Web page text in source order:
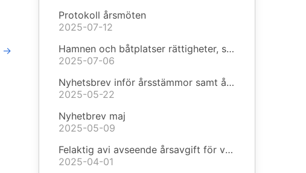
→
Protokoll årsmöten
2025-07-12
Hamnen och båtplatser rättigheter, skyldigheter samt aktuella kontaktuppgifter
2025-07-06
Nyhetsbrev inför årsstämmor samt årsredovisningar
2025-05-22
Nyhetbrev maj
2025-05-09
Felaktig avi avseende årsavgift för vägföreningen
2025-04-01